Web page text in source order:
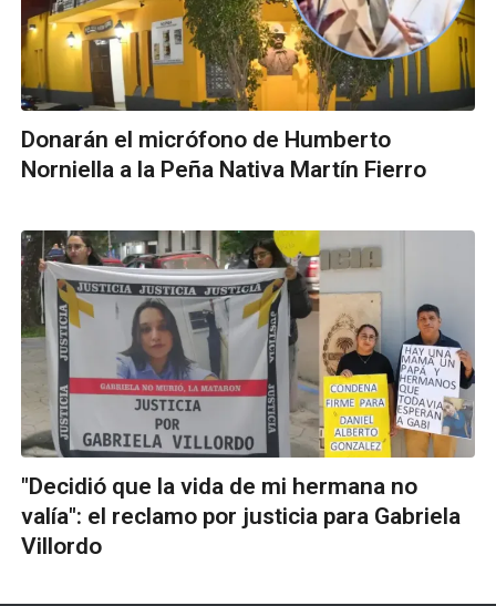
Donarán el micrófono de Humberto
Norniella a la Peña Nativa Martín Fierro
"Decidió que la vida de mi hermana no
valía": el reclamo por justicia para Gabriela
Villordo